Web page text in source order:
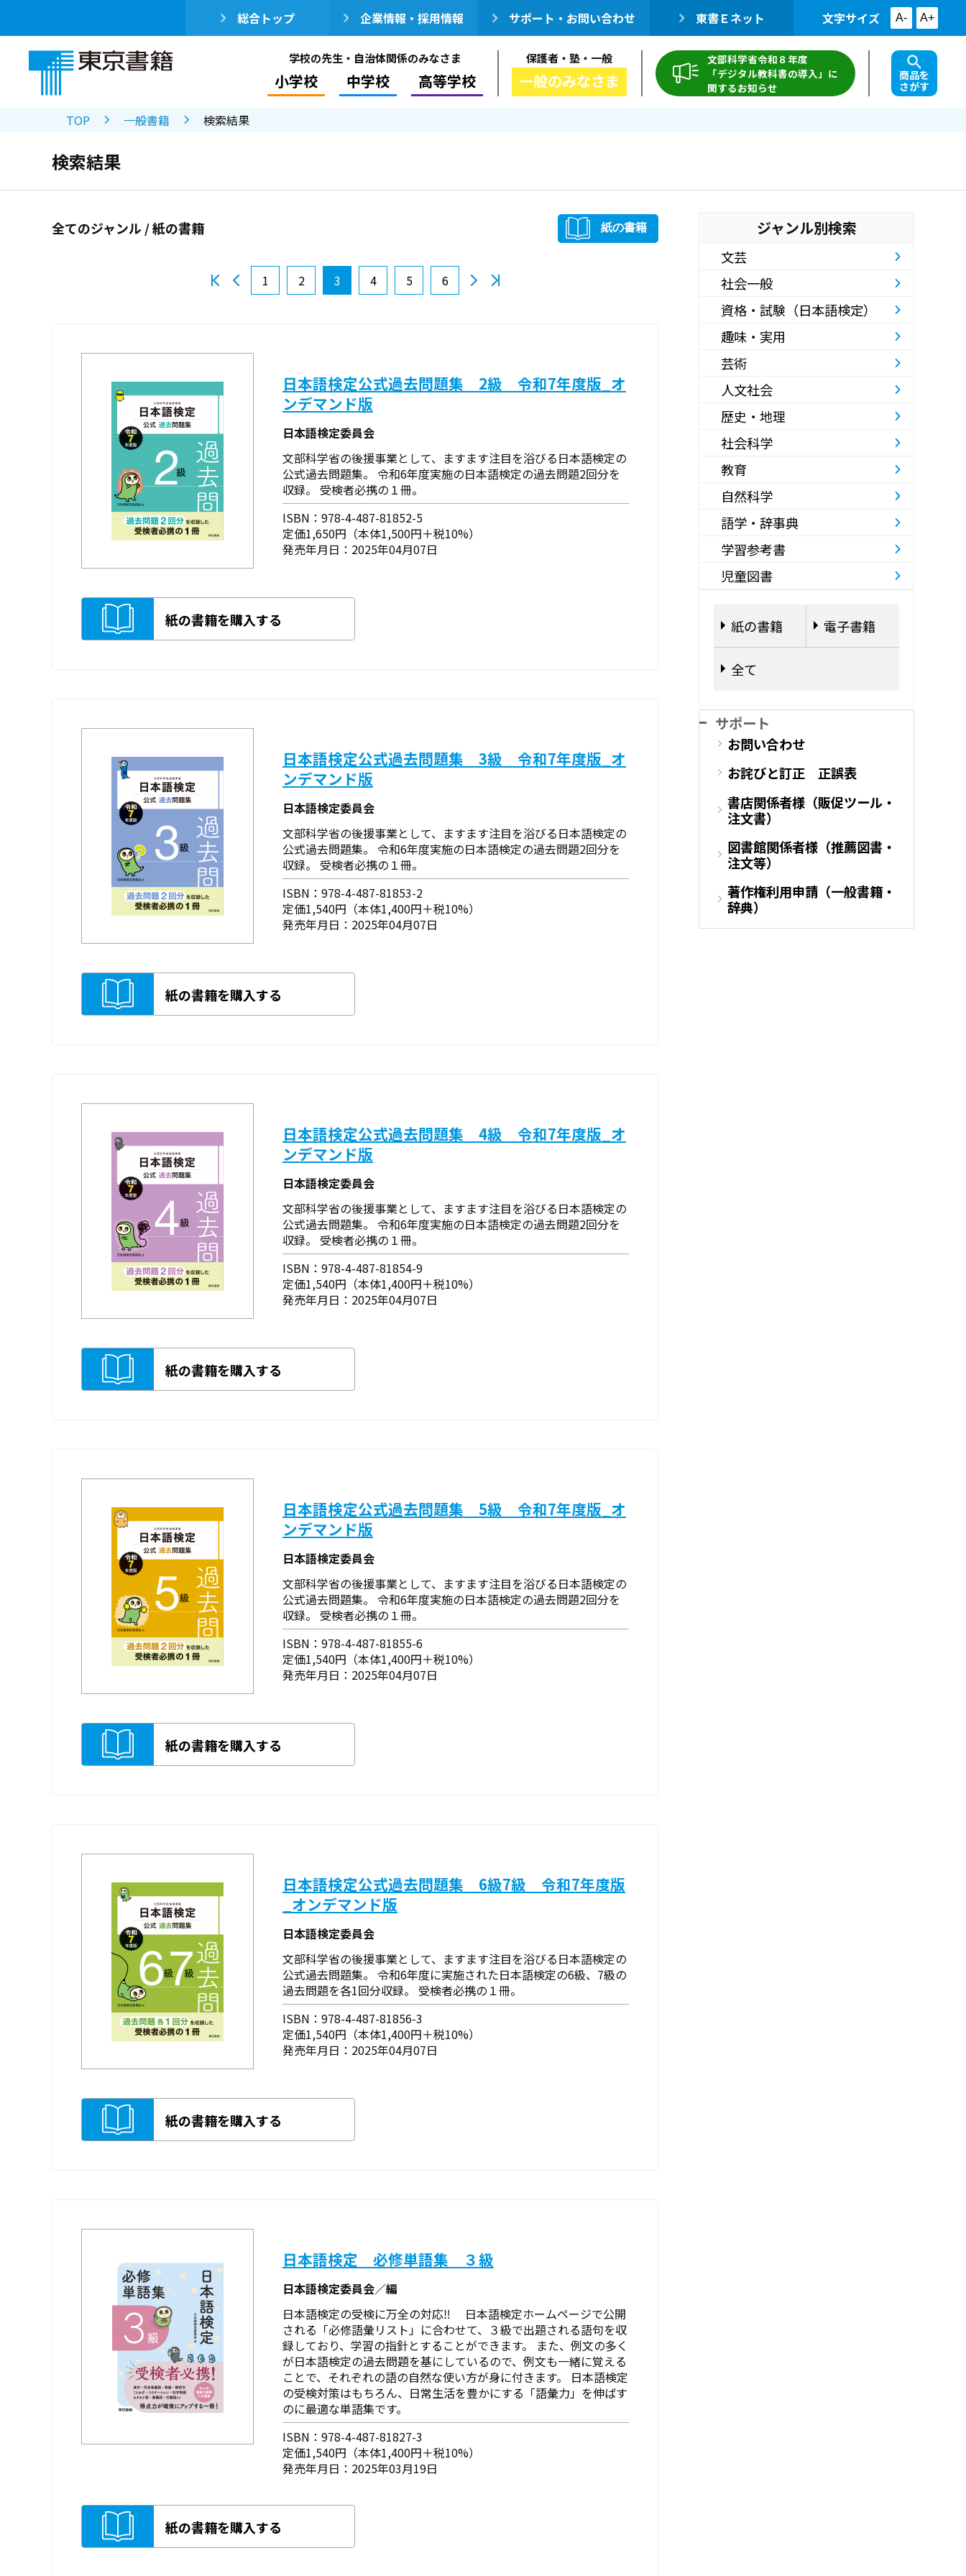
総合トップ 企業情報・採用情報 サポート・お問い合わせ 東書Ｅネット 文字サイズ A- A+
学校の先生・自治体関係のみなさま
小学校 中学校 高等学校
保護者・塾・一般
一般のみなさま
文部科学省令和８年度
「デジタル教科書の導入」に
関するお知らせ
商品を
さがす
TOP 一般書籍 検索結果
検索結果
全てのジャンル / 紙の書籍 紙の書籍
1 2 3 4 5 6
日本語検定公式過去問題集 2級 令和7年度版_オ
ンデマンド版
日本語検定委員会
文部科学省の後援事業として、ますます注目を浴びる日本語検定の
公式過去問題集。 令和6年度実施の日本語検定の過去問題2回分を
収録。 受検者必携の１冊。
ISBN：978-4-487-81852-5
定価1,650円（本体1,500円＋税10%）
発売年月日：2025年04月07日
紙の書籍を購入する
日本語検定公式過去問題集 3級 令和7年度版_オ
ンデマンド版
日本語検定委員会
文部科学省の後援事業として、ますます注目を浴びる日本語検定の
公式過去問題集。 令和6年度実施の日本語検定の過去問題2回分を
収録。 受検者必携の１冊。
ISBN：978-4-487-81853-2
定価1,540円（本体1,400円＋税10%）
発売年月日：2025年04月07日
紙の書籍を購入する
日本語検定公式過去問題集 4級 令和7年度版_オ
ンデマンド版
日本語検定委員会
文部科学省の後援事業として、ますます注目を浴びる日本語検定の
公式過去問題集。 令和6年度実施の日本語検定の過去問題2回分を
収録。 受検者必携の１冊。
ISBN：978-4-487-81854-9
定価1,540円（本体1,400円＋税10%）
発売年月日：2025年04月07日
紙の書籍を購入する
日本語検定公式過去問題集 5級 令和7年度版_オ
ンデマンド版
日本語検定委員会
文部科学省の後援事業として、ますます注目を浴びる日本語検定の
公式過去問題集。 令和6年度実施の日本語検定の過去問題2回分を
収録。 受検者必携の１冊。
ISBN：978-4-487-81855-6
定価1,540円（本体1,400円＋税10%）
発売年月日：2025年04月07日
紙の書籍を購入する
日本語検定公式過去問題集 6級7級 令和7年度版
_オンデマンド版
日本語検定委員会
文部科学省の後援事業として、ますます注目を浴びる日本語検定の
公式過去問題集。 令和6年度に実施された日本語検定の6級、7級の
過去問題を各1回分収録。 受検者必携の１冊。
ISBN：978-4-487-81856-3
定価1,540円（本体1,400円＋税10%）
発売年月日：2025年04月07日
紙の書籍を購入する
日本語検定 必修単語集 ３級
日本語検定委員会／編
日本語検定の受検に万全の対応‼ 日本語検定ホームページで公開
される「必修語彙リスト」に合わせて、３級で出題される語句を収
録しており、学習の指針とすることができます。 また、例文の多く
が日本語検定の過去問題を基にしているので、例文も一緒に覚える
ことで、それぞれの語の自然な使い方が身に付きます。 日本語検定
の受検対策はもちろん、日常生活を豊かにする「語彙力」を伸ばす
のに最適な単語集です。
ISBN：978-4-487-81827-3
定価1,540円（本体1,400円＋税10%）
発売年月日：2025年03月19日
紙の書籍を購入する
ジャンル別検索
文芸
社会一般
資格・試験（日本語検定）
趣味・実用
芸術
人文社会
歴史・地理
社会科学
教育
自然科学
語学・辞事典
学習参考書
児童図書
紙の書籍 電子書籍
全て
サポート
お問い合わせ
お詫びと訂正 正誤表
書店関係者様（販促ツール・
注文書）
図書館関係者様（推薦図書・
注文等）
著作権利用申請（一般書籍・
辞典）